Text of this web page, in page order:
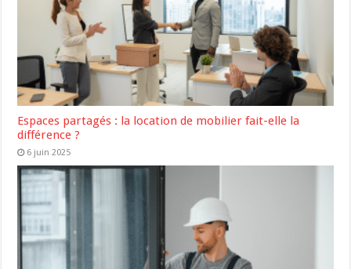
Espaces partagés : la location de mobilier fait-elle la
différence ?
6 juin 2025